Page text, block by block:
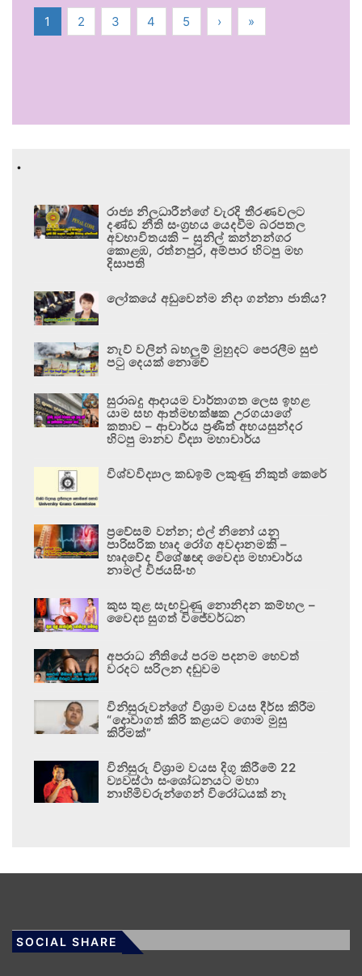
1 2 3 4 5 › »
.
රාජ්‍ය නිලධාරීන්ගේ වැරදි තීරණවලට
දණ්ඩ නීති සංග්‍රහය යෙදවීම බරපතල
අවභාවිතයකි – සුනිල් කන්නන්ගර
කොළඹ, රත්නපුර, අම්පාර හිටපු මහ
දිසාපති
ලෝකයේ අඩුවෙන්ම නිදා ගන්නා ජාතිය?
නැව් වලින් බහලුම් මුහුදට පෙරලීම සුළු
පටු දෙයක් නොවේ
සුරාබදු ආදායම වාර්තාගත ලෙස ඉහළ
යාම සහ ආත්මභක්ෂක උරගයාගේ
කතාව – ආචාර්ය ප්‍රණීත් අභයසුන්දර
හිටපු මානව විද්‍යා මහාචාර්ය
විශ්වවිද්‍යාල කඩඉම් ලකුණු නිකුත් කෙරේ
ප්‍රවේසම් වන්න; එල් නිනෝ යනු
පාරිසරික හෘද රෝග අවදානමකි –
හෘදවේද විශේෂඥ වෛද්‍ය මහාචාර්ය
නාමල් විජයසිංහ
කුස තුළ සැඟවුණු නොනිදන කම්හල –
වෛද්‍ය සුගත් විජේවර්ධන
අපරාධ නීතියේ පරම පදනම හෙවත්
වරදට සරිලන දඬුවම
විනිසුරුවන්ගේ විශ්‍රාම වයස දීර්ඝ කිරීම
“දොවාගත් කිරි කළයට ගොම මුසු
කිරීමක්”
විනිසුරු විශ්‍රාම වයස දිගු කිරීමේ 22
ව්‍යවස්ථා සංශෝධනයට මහා
නාහිමිවරුන්ගෙන් විරෝධයක් නෑ
SOCIAL SHARE